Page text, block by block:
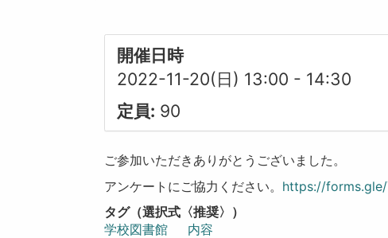
開催日時
2022-11-20(日) 13:00 - 14:30
定員: 90
ご参加いただきありがとうございました。
アンケートにご協力ください。 https://forms.gle/
タグ（選択式〈推奨〉）
学校図書館
内容